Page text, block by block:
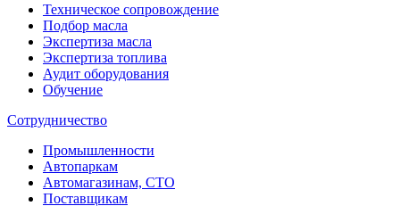
Техническое сопровождение
Подбор масла
Экспертиза масла
Экспертиза топлива
Аудит оборудования
Обучение
Сотрудничество
Промышленности
Автопаркам
Автомагазинам, СТО
Поставщикам